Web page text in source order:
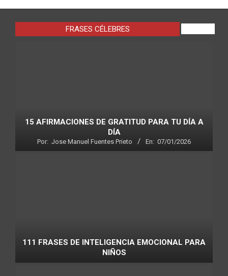
FRASES CÉLEBRES
15 AFIRMACIONES DE GRATITUD PARA TU DÍA A
DÍA
Por: Jose Manuel Fuentes Prieto En: 07/01/2026
111 FRASES DE INTELIGENCIA EMOCIONAL PARA
NIÑOS